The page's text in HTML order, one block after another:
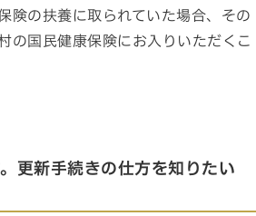
険の扶養に取られていた場合、その
の国民健康保険にお入りいただくこ
更新手続きの仕方を知りたい